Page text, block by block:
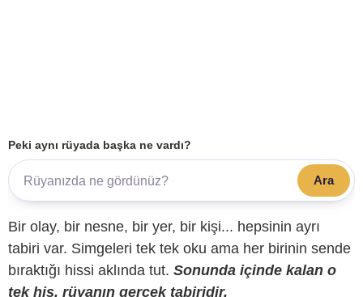
Peki aynı rüyada başka ne vardı?
Ara
Bir olay, bir nesne, bir yer, bir kişi... hepsinin ayrı
tabiri var. Simgeleri tek tek oku ama her birinin sende
bıraktığı hissi aklında tut. Sonunda içinde kalan o
tek his, rüyanın gerçek tabiridir.